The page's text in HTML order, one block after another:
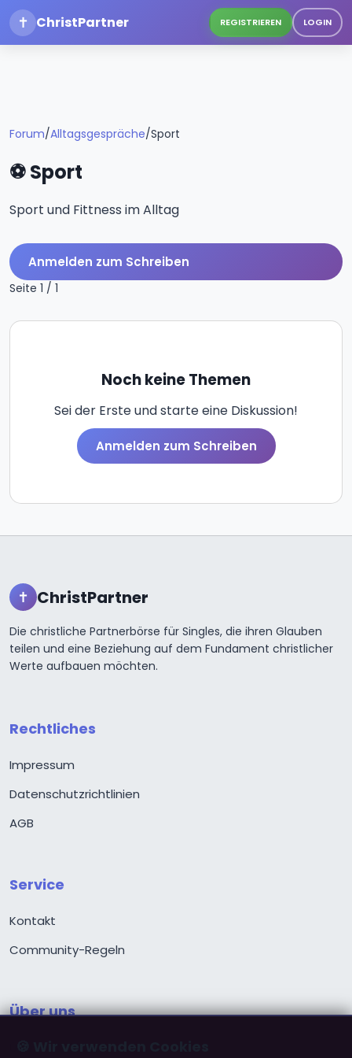
✝ ChristPartner REGISTRIEREN LOGIN
Forum/Alltagsgespräche/Sport
⚽ Sport
Sport und Fittness im Alltag
Anmelden zum Schreiben
Seite 1 / 1
Noch keine Themen
Sei der Erste und starte eine Diskussion!
Anmelden zum Schreiben
✝ ChristPartner
Die christliche Partnerbörse für Singles, die ihren Glauben
teilen und eine Beziehung auf dem Fundament christlicher
Werte aufbauen möchten.
Rechtliches
Impressum
Datenschutzrichtlinien
AGB
Service
Kontakt
Community-Regeln
Über uns